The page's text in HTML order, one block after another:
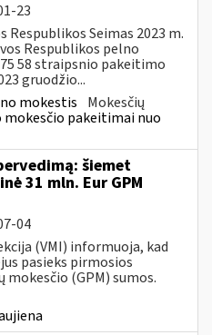
23
Seimas 2023 m.
Respublikos pelno
58 straipsnio pakeitimo
gruodžio...
mokestis Mokesčių
mokesčio pakeitimai nuo
šiemet
31 mln. Eur GPM
04
(VMI) informuoja, kad
pasieks pirmosios
(GPM) sumos.